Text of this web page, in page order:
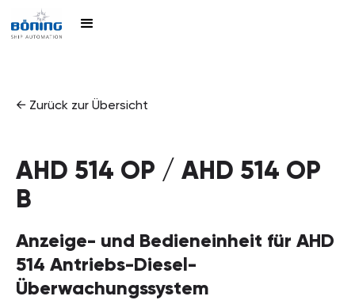
← Zurück zur Übersicht
AHD 514 OP / AHD 514 OP
B
Anzeige- und Bedieneinheit für AHD
514 Antriebs-Diesel-
Überwachungssystem